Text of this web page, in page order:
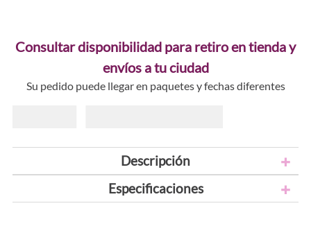
Consultar disponibilidad para retiro en tienda y
envíos a tu ciudad
Su pedido puede llegar en paquetes y fechas diferentes
Descripción
Especificaciones